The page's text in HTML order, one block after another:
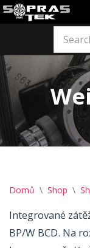
Domů \ Shop \
Integrované
BP/W BCD. Na